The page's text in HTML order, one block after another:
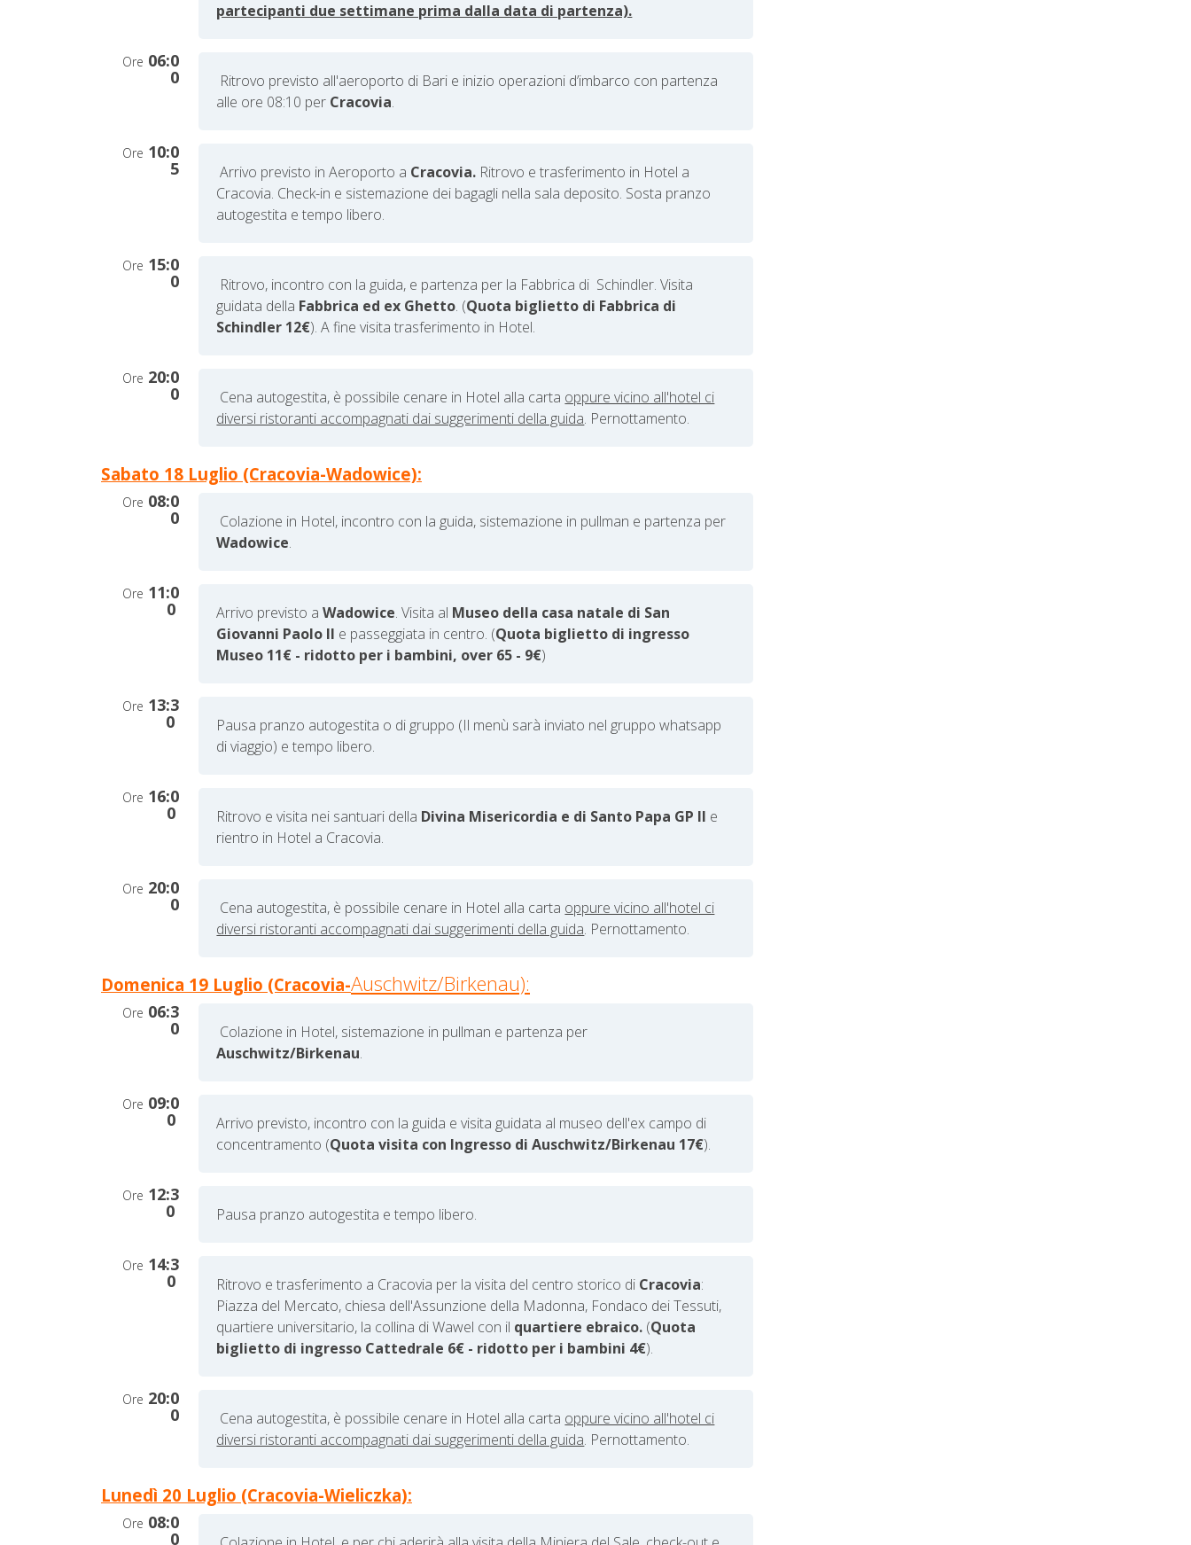
partecipanti due settimane prima dalla data di partenza).
Ore 06:0
0
Ritrovo previsto all'aeroporto di Bari e inizio operazioni d’imbarco con partenza
alle ore 08:10 per Cracovia.
Ore 10:0
5 Arrivo previsto in Aeroporto a Cracovia. Ritrovo e trasferimento in Hotel a
Cracovia. Check-in e sistemazione dei bagagli nella sala deposito. Sosta pranzo
autogestita e tempo libero.
Ore 15:0
0 Ritrovo, incontro con la guida, e partenza per la Fabbrica di Schindler. Visita
guidata della Fabbrica ed ex Ghetto. (Quota biglietto di Fabbrica di
Schindler 12€). A fine visita trasferimento in Hotel.
Ore 20:0
0 Cena autogestita, è possibile cenare in Hotel alla carta oppure vicino all'hotel ci
diversi ristoranti accompagnati dai suggerimenti della guida. Pernottamento.
Sabato 18 Luglio (Cracovia-Wadowice):
Ore 08:0
0
Colazione in Hotel, incontro con la guida, sistemazione in pullman e partenza per
Wadowice.
Ore 11:0
0 Arrivo previsto aWadowice. Visita al Museo della casa natale di San
Giovanni Paolo II e passeggiata in centro. (Quota biglietto di ingresso
Museo 11€ - ridotto per i bambini, over 65 - 9€)
Ore 13:3
0
Pausa pranzo autogestita o di gruppo (Il menù sarà inviato nel gruppo whatsapp
di viaggio) e tempo libero.
Ore 16:0
0 Ritrovo evisita nei santuari della Divina Misericordia e di Santo Papa GP II e
rientro in Hotel a Cracovia.
Ore 20:0
0 Cena autogestita, è possibile cenare in Hotel alla carta oppure vicino all'hotel ci
diversi ristoranti accompagnati dai suggerimenti della guida. Pernottamento.
Domenica 19 Luglio (Cracovia-Auschwitz/Birkenau):
Ore 06:3
0
Colazione in Hotel, sistemazione in pullman e partenza per
Auschwitz/Birkenau.
Ore 09:0
0 Arrivo previsto, incontro con la guida e visita guidata al museo dell'ex campo di
concentramento (Quota visita con Ingresso diAuschwitz/Birkenau 17€).
Ore 12:3
0 Pausa pranzo autogestita e tempo libero.
Ore 14:3
0 Ritrovo e trasferimento a Cracovia per la visita del centro storico di Cracovia:
Piazza del Mercato, chiesa dell'Assunzione della Madonna, Fondaco dei Tessuti,
quartiere universitario, la collina di Wawel con il quartiere ebraico. (Quota
biglietto di ingresso Cattedrale 6€ - ridotto per i bambini 4€).
Ore 20:0
0 Cena autogestita, è possibile cenare in Hotel alla carta oppure vicino all'hotel ci
diversi ristoranti accompagnati dai suggerimenti della guida. Pernottamento.
Lunedì 20 Luglio (Cracovia-Wieliczka):
Ore 08:0
0